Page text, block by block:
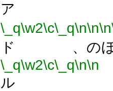
ア
\_q\w2\c\_q\n\n\n
ド 、のほ
\_q\w2\c\_q\n\n
ル